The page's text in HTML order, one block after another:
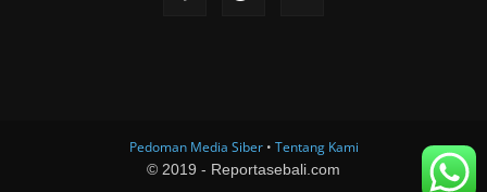
Pedoman Media Siber• Tentang Kami
© 2019 - Reportasebali.com